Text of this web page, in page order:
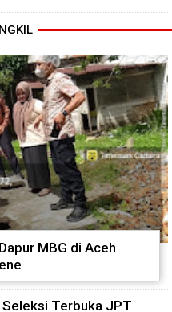
MBG di Aceh
Terbuka JPT